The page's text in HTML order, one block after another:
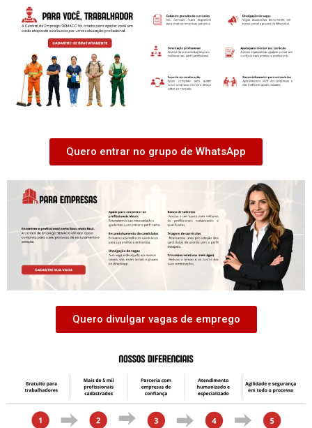
Quero entrar no grupo de WhatsApp
Quero divulgar vagas de emprego